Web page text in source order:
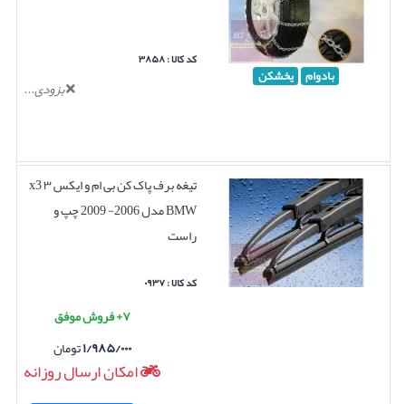
بادوام یخشکن
کد کالا : ۳۸۵۸
بزودی...
تیغه برف پاک کن بی ام و ایکس ۳ x3
BMW مدل 2006- 2009 چپ و
راست
کد کالا : ۰۹۳۷
۷+ فروش موفق
۱/۹۸۵/۰۰۰تومان
امکان ارسال روزانه